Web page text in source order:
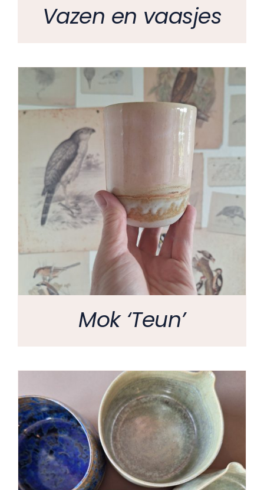
Vazen en vaasjes
Mok ‘Teun’